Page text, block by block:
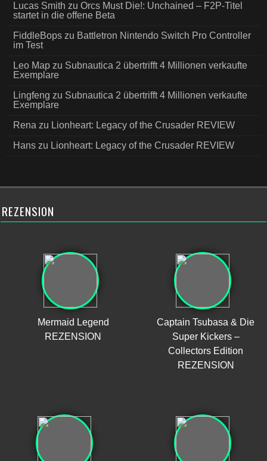
Lucas Smith zu Orcs Must Die!: Unchained – F2P-Titel
startet in die offene Beta
FiddleBops zu Battletron Nintendo Switch Pro Controller
im Test
Leo Map zu Subnautica 2 übertrifft 4 Millionen verkaufte
Exemplare
Lingfeng zu Subnautica 2 übertrifft 4 Millionen verkaufte
Exemplare
Rena zu Lionheart: Legacy of the Crusader REVIEW
Hans zu Lionheart: Legacy of the Crusader REVIEW
REZENSION
Mermaid Legend
REZENSION
Captain Tsubasa & Die
Super Kickers –
Collectors Edition
REZENSION